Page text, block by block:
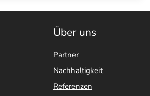
Über uns
Partner
Nachhaltigkeit
Referenzen